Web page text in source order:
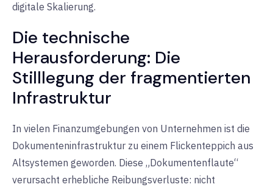
digitale Skalierung.
Die technische
Herausforderung: Die
Stilllegung der fragmentierten
Infrastruktur
In vielen Finanzumgebungen von Unternehmen ist die
Dokumenteninfrastruktur zu einem Flickenteppich aus
Altsystemen geworden. Diese „Dokumentenflaute“
verursacht erhebliche Reibungsverluste: nicht